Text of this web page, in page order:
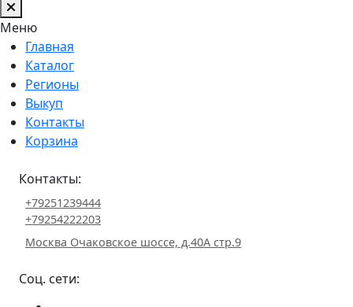
Меню
Главная
Каталог
Регионы
Выкуп
Контакты
Корзина
Контакты:
+79251239444
+79254222203
Москва Очаковское шоссе, д.40А стр.9
Соц. сети: